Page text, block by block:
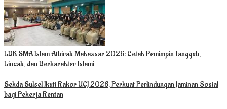
LDK SMA Islam Athirah Makassar 2026: Cetak Pemimpin Tangguh,
Lincah, dan Berkarakter Islami
Sekda Sulsel Ikuti Rakor UCJ 2026, Perkuat Perlindungan Jaminan Sosial
bagi Pekerja Rentan